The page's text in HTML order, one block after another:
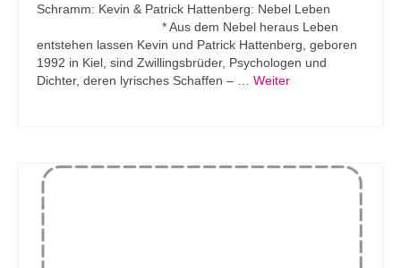
Schramm: Kevin & Patrick Hattenberg: Nebel Leben
* Aus dem Nebel heraus Leben
entstehen lassen Kevin und Patrick Hattenberg, geboren
1992 in Kiel, sind Zwillingsbrüder, Psychologen und
Dichter, deren lyrisches Schaffen – … Weiter